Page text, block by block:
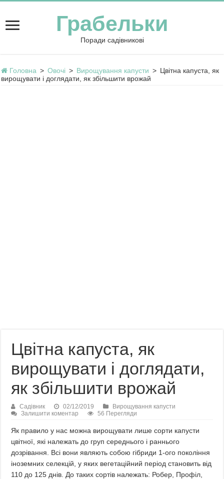
Грабельки
Поради садівникові
Головна > Овочі > Вирощування капусти > Цвітна капуста, як
вирощувати і доглядати, як збільшити врожай
Цвітна капуста, як
вирощувати і доглядати,
як збільшити врожай
Садівник 02/12/2019
Вирощування капусти
Залишити коментар
56 Перегляди
Як правило у нас можна вирощувати лише сорти капусти
цвітної, які належать до груп середнього і раннього
дозрівання. Всі вони являють собою гібриди 1-ого покоління
іноземних селекцій, у яких вегетаційний період становить від
110 до 125 днів. До таких сортів належать: Робер, Профіл,